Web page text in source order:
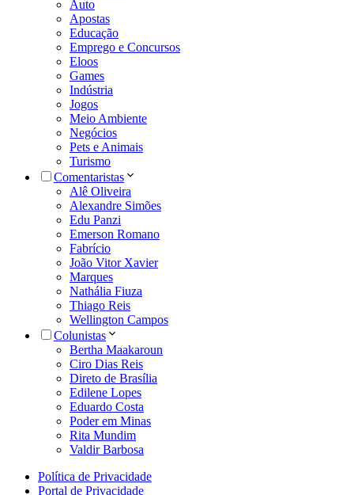
Auto
Apostas
Educação
Emprego e Concursos
Eloos
Games
Indústria
Jogos
Meio Ambiente
Negócios
Pets e Animais
Turismo
Comentaristas
Alê Oliveira
Alexandre Simões
Edu Panzi
Emerson Romano
Fabrício
João Vitor Xavier
Marques
Nathália Fiuza
Thiago Reis
Wellington Campos
Colunistas
Bertha Maakaroun
Ciro Dias Reis
Direto de Brasília
Edilene Lopes
Eduardo Costa
Poder em Minas
Rita Mundim
Valdir Barbosa
Política de Privacidade
Portal de Privacidade